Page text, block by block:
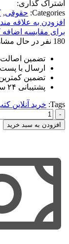
اشتراک گذاری:
Categories: حقوقی,
افزودن به علاقه
برای مقایسه اضافه
180 نفر در حال
تضمین اصالت
ارسال با پست
تضمین
پشتیبانی ۲۴ ساعته
Tags: خرید آنلاین
محشای
قانون
ثبت
املاک
آیین
ثبت
اسناد
افزودن به سبد خرید